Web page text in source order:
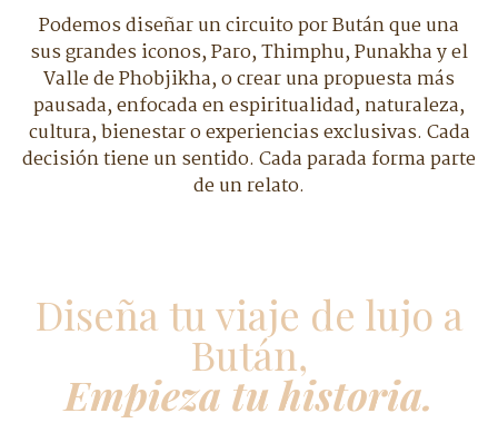
Podemos diseñar un circuito por Bután que una
sus grandes iconos, Paro, Thimphu, Punakha y el
Valle de Phobjikha, o crear una propuesta más
pausada, enfocada en espiritualidad, naturaleza,
cultura, bienestar o experiencias exclusivas. Cada
decisión tiene un sentido. Cada parada forma parte
de un relato.
Diseña tu viaje de lujo a
Bután,
Empieza tu historia.